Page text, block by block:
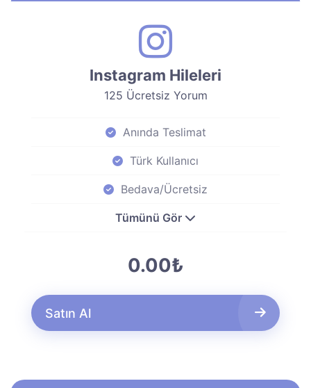
Instagram Hileleri
125 Ücretsiz Yorum
Anında Teslimat
Türk Kullanıcı
Bedava/Ücretsiz
Tümünü Gör
0.00₺
Satın Al